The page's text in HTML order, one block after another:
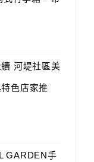
河堤社區美
色店家推
GARDEN手